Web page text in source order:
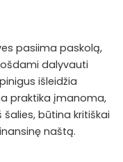
pasiima paskolą,
dalyvauti
išleidžia
praktika įmanoma,
būtina kritiškai
naštą.